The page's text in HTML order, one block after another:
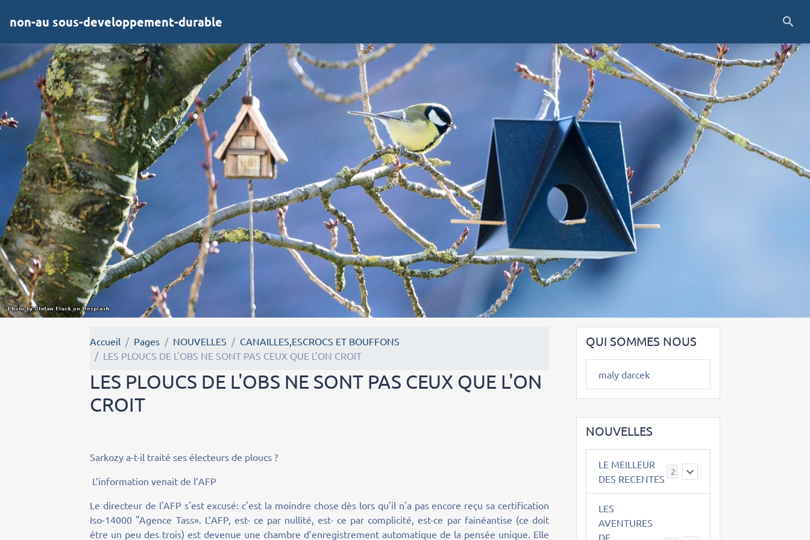
non-au sous-developpement-durable
Accueil Pages NOUVELLES
CANAILLES,ESCROCS ET BOUFFONS
LES PLOUCS DE L'OBS NE SONT PAS CEUX QUE L'ON CROIT
LES PLOUCS DE L'OBS NE SONT PAS CEUX QUE L'ON
CROIT
Sarkozy a-t-il traité ses électeurs de ploucs ?
L’information venait de l’AFP
Le directeur de l'AFP s'est excusé: c'est la moindre chose dès lors qu'il n'a pas encore reçu sa certification
Iso-14000 "Agence Tass». L’AFP, est- ce par nullité, est- ce par complicité, est-ce par fainéantise (ce doit
être un peu des trois) est devenue une chambre d’enregistrement automatique de la pensée unique. Elle
QUI SOMMES NOUS
maly darcek
NOUVELLES
LE MEILLEUR
DES RECENTES
2
LES
AVENTURES
DE